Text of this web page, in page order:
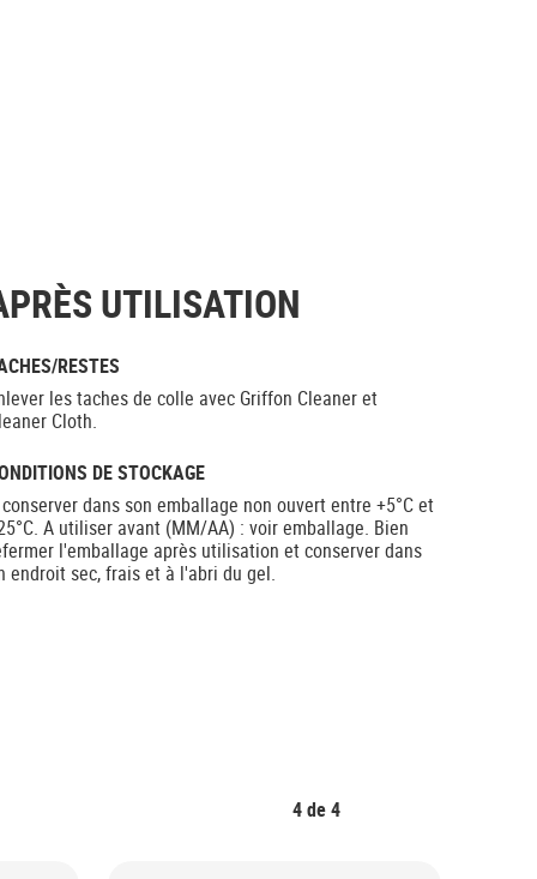
UTILISATION
RESTES
les taches de colle avec Griffon Cleaner et
Cloth.
DE STOCKAGE
dans son emballage non ouvert entre +5°C et
A utiliser avant (MM/AA) : voir emballage. Bien
l'emballage après utilisation et conserver dans
endroit sec, frais et à l'abri du gel.
4de4